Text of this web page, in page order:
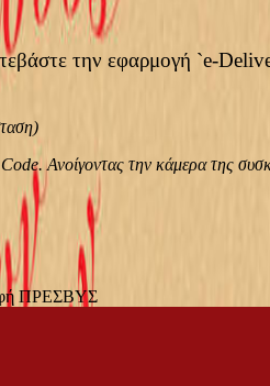
την εφαρμογή `e-
Ανοίγοντας την κάμερα της
ΠΡΕΣΒΥΣ